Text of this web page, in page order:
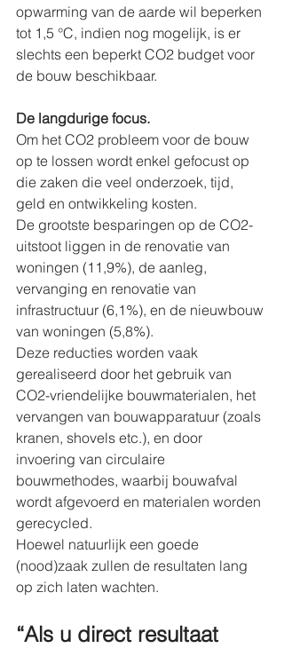
opwarming van de aarde wil beperken
tot 1,5 °C, indien nog mogelijk, is er
slechts een beperkt CO2 budget voor
de bouw beschikbaar.
De langdurige focus.
Om het CO2 probleem voor de bouw
op te lossen wordt enkel gefocust op
die zaken die veel onderzoek, tijd,
geld en ontwikkeling kosten.
De grootste besparingen op de CO2-
uitstoot liggen in de renovatie van
woningen (11,9%), de aanleg,
vervanging en renovatie van
infrastructuur (6,1%), en de nieuwbouw
van woningen (5,8%).
Deze reducties worden vaak
gerealiseerd door het gebruik van
CO2-vriendelijke bouwmaterialen, het
vervangen van bouwapparatuur (zoals
kranen, shovels etc.), en door
invoering van circulaire
bouwmethodes, waarbij bouwafval
wordt afgevoerd en materialen worden
gerecycled.
Hoewel natuurlijk een goede
(nood)zaak zullen de resultaten lang
op zich laten wachten.
“Als u direct resultaat